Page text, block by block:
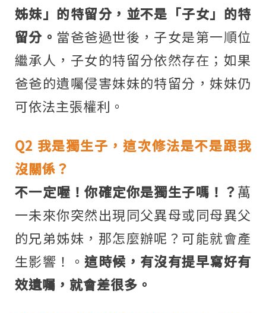
姊妹」的特留分，並不是「子女」的特
留分。 當爸爸過世後，子女是第一順位
繼承人，子女的特留分依然存在；如果
爸爸的遺囑侵害妹妹的特留分，妹妹仍
可依法主張權利。
Q2 我是獨生子，這次修法是不是跟我
沒關係？
不一定喔！你確定你是獨生子嗎！？萬
一未來你突然出現同父異母或同母異父
的兄弟姊妹，那怎麼辦呢？可能就會產
生影響！。這時候，有沒有提早寫好有
效遺囑，就會差很多。